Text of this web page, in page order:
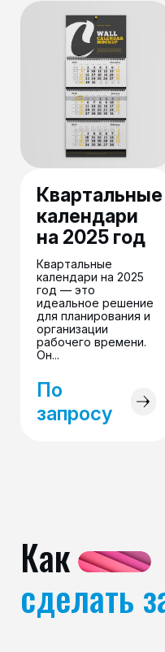
Квартальные
календари
на 2025 год
Квартальные
календари на 2025
год — это
идеальное решение
для планирования и
организации
рабочего времени.
Он...
По
запросу
Как
сделать